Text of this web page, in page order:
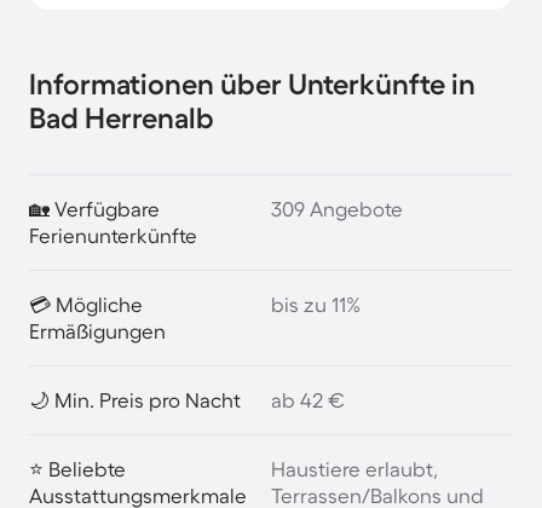
Informationen über Unterkünfte in
Bad Herrenalb
🏡 Verfügbare
Ferienunterkünfte
309 Angebote
💳 Mögliche
Ermäßigungen
bis zu 11%
🌙 Min. Preis pro Nacht ab 42 €
⭐ Beliebte
Ausstattungsmerkmale
Haustiere erlaubt,
Terrassen/Balkons und